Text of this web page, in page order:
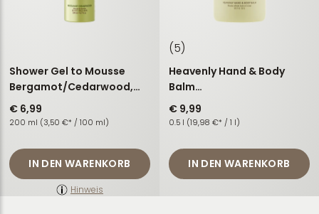
Shower Gel to Mousse
Bergamot/Cedarwood,
200 ml
€ 6,99
200 ml (3,50 €* / 100 ml)
IN DEN WARENKORB
Hinweis
(5)
Heavenly Hand & Body
Balm
Bergamot/Cedarwood
€ 9,99
0.5 l (19,98 €* / 1 l)
IN DEN WARENKORB